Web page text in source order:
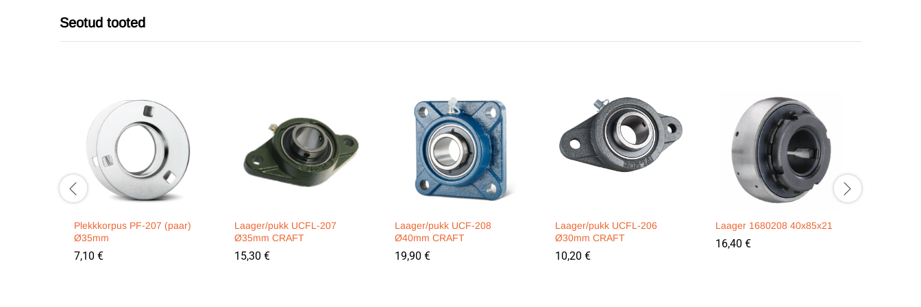
Seotud tooted
Plekkkorpus PF-207 (paar)
Ø35mm
7,10 €
Laager/pukk UCFL-207
Ø35mm CRAFT
15,30 €
Laager/pukk UCF-208
Ø40mm CRAFT
19,90 €
Laager/pukk UCFL-206
Ø30mm CRAFT
10,20 €
Laager 1680208 40x85x21
16,40 €